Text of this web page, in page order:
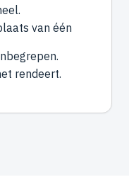
van één
rendeert.